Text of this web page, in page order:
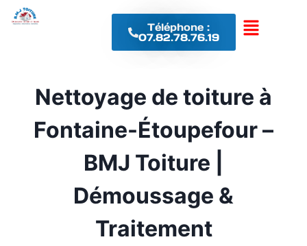
Téléphone :
07.82.78.76.19
Nettoyage de toiture à
Fontaine-Étoupefour –
BMJ Toiture |
Démoussage &
Traitement